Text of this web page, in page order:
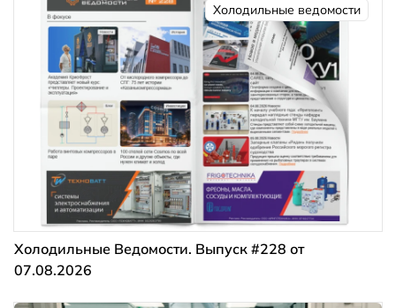
Холодильные ведомости
Холодильные Ведомости. Выпуск #228 от
07.08.2026